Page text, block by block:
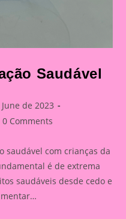
Saudável
de 2023
0 Comments
saudável com crianças da
é de extrema
saudáveis desde cedo e